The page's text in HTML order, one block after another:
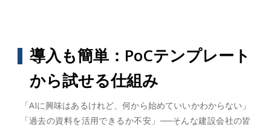
導入も簡単：PoCテンプレート
から試せる仕組み
「AIに興味はあるけれど、何から始めていいかわからない」
「過去の資料を活用できるか不安」──そんな建設会社の皆